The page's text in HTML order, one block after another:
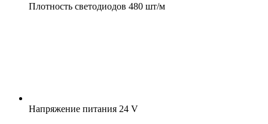
Плотность светодиодов 480 шт/м
Напряжение питания 24 V